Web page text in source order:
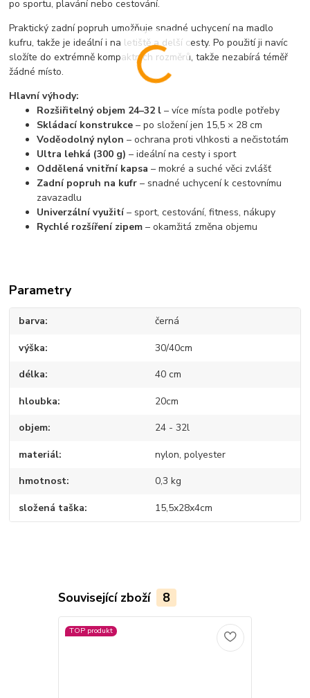
po sportu, plavání nebo cestování.
Praktický zadní popruh umožňuje snadné uchycení na madlo
kufru, takže je ideální i na letiště a delší cesty. Po použití ji navíc
složíte do extrémně kompaktních rozměrů, takže nezabírá téměř
žádné místo.
Hlavní výhody:
Rozšiřitelný objem 24–32 l – více místa podle potřeby
Skládací konstrukce – po složení jen 15,5 × 28 cm
Voděodolný nylon – ochrana proti vlhkosti a nečistotám
Ultra lehká (300 g) – ideální na cesty i sport
Oddělená vnitřní kapsa – mokré a suché věci zvlášť
Zadní popruh na kufr – snadné uchycení k cestovnímu
zavazadlu
Univerzální využití– sport, cestování, fitness, nákupy
Rychlé rozšíření zipem – okamžitá změna objemu
Parametry
barva černá
výška 30/40cm
délka 40 cm
hloubka 20cm
objem 24 - 32l
materiál nylon, polyester
hmotnost 0,3 kg
složená taška 15,5x28x4cm
Související zboží 8
TOP produkt